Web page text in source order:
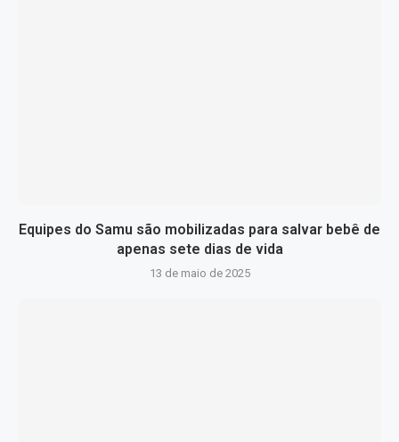
Equipes do Samu são mobilizadas para salvar bebê de
apenas sete dias de vida
13 de maio de 2025